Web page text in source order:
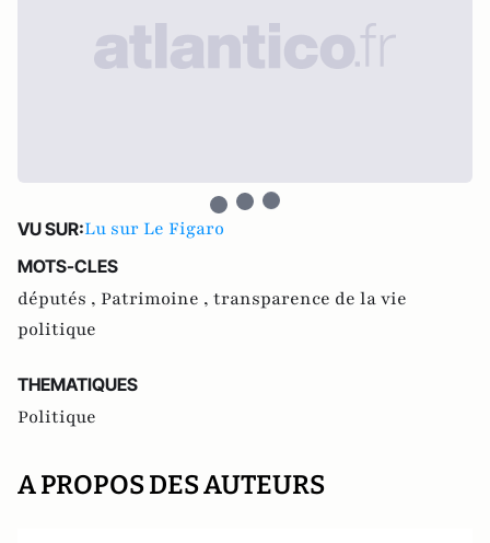
VU SUR:Lu sur Le Figaro
MOTS-CLES
députés , Patrimoine , transparence de la vie
politique
THEMATIQUES
Politique
A PROPOS DES AUTEURS